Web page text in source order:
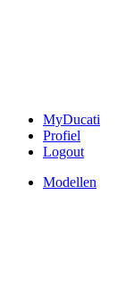
MyDucati
Profiel
Logout
Modellen